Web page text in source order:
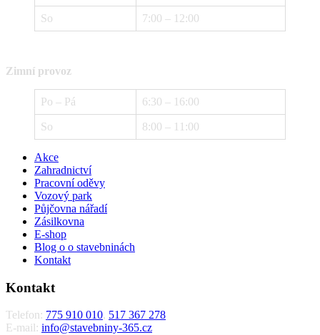
So 7:00 – 12:00
Zimní provoz
Po – Pá 6:30 – 16:00
So 8:00 – 11:00
Akce
Zahradnictví
Pracovní oděvy
Vozový park
Půjčovna nářadí
Zásilkovna
E-shop
Blog o o stavebninách
Kontakt
Kontakt
Telefon: 775 910 010, 517 367 278
E-mail: info@stavebniny-365.cz